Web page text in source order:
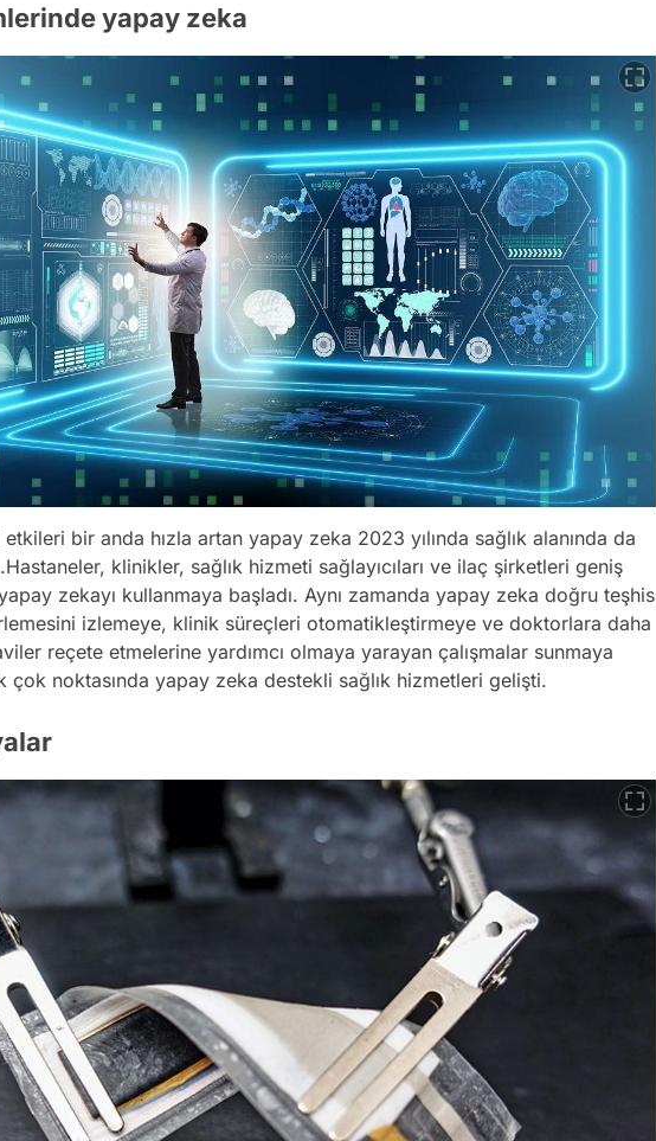
yapay zeka
etkileri bir anda hızla artan yapay zeka 2023 yılında sağlık alanında da
klinikler, sağlık hizmeti sağlayıcıları ve ilaç şirketleri geniş
zekayı kullanmaya başladı. Aynı zamanda yapay zeka doğru teşhis
izlemeye, klinik süreçleri otomatikleştirmeye ve doktorlara daha
reçete etmelerine yardımcı olmaya yarayan çalışmalar sunmaya
çok noktasında yapay zeka destekli sağlık hizmetleri gelişti.